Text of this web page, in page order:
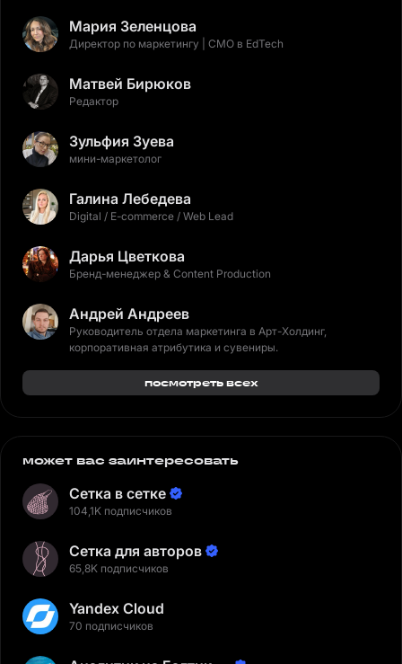
Мария Зеленцова
Директор по маркетингу | CMO в EdTech
Матвей Бирюков
Редактор
Зульфия Зуева
мини-маркетолог
Галина Лебедева
Digital / E-commerce / Web Lead
Дарья Цветкова
Бренд-менеджер & Content Production
Андрей Андреев
Руководитель отдела маркетинга в Арт-Холдинг,
корпоративная атрибутика и сувениры.
посмотреть всех
может вас заинтересовать
Сетка в сетке
104,1K подписчиков
Сетка для авторов
65,8K подписчиков
Yandex Cloud
70 подписчиков